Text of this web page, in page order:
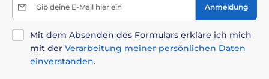
Gib deine E-Mail hier ein Anmeldung
Mit dem Absenden des Formulars erkläre ich mich
mit der Verarbeitung meiner persönlichen Daten
einverstanden.